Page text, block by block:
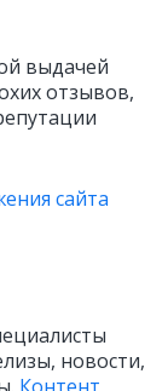
выдачей
отзывов,
сайта
новости,